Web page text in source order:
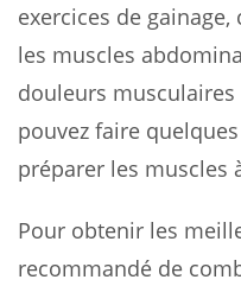
exercices de
les muscles
douleurs
pouvez faire
préparer les muscles
Pour obtenir les
recommandé de